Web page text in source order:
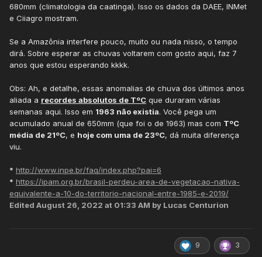
680mm (climatologia da caatinga). Isso os dados da DAEE, INMet
e Ciiagro mostram.
Se a Amazônia interfere pouco, muito ou nada nisso, o tempo
dirá. Sobre esperar as chuvas voltarem com gosto aqui, faz 7
anos que estou esperando kkkk.
Obs: Ah, e detalhe, essas anomalias de chuva dos últimos anos
aliada a recordes absolutos de TºC que duraram várias
semanas aqui. Isso em 1963 não existia. Você pega um
acumulado anual de 650mm (que foi o de 1963) mas com TºC
média de 21ºC, e hoje com uma de 23ºC, dá muita diferença
viu.
* http://www.inpe.br/faq/index.php?pai=6
* https://ipam.org.br/brasil-perdeu-area-de-vegetacao-nativa-
equivalente-a-10-do-territorio-nacional-entre-1985-e-2019/
Edited August 26, 2022 at 01:33 AM by Lucas Centurion
9 3